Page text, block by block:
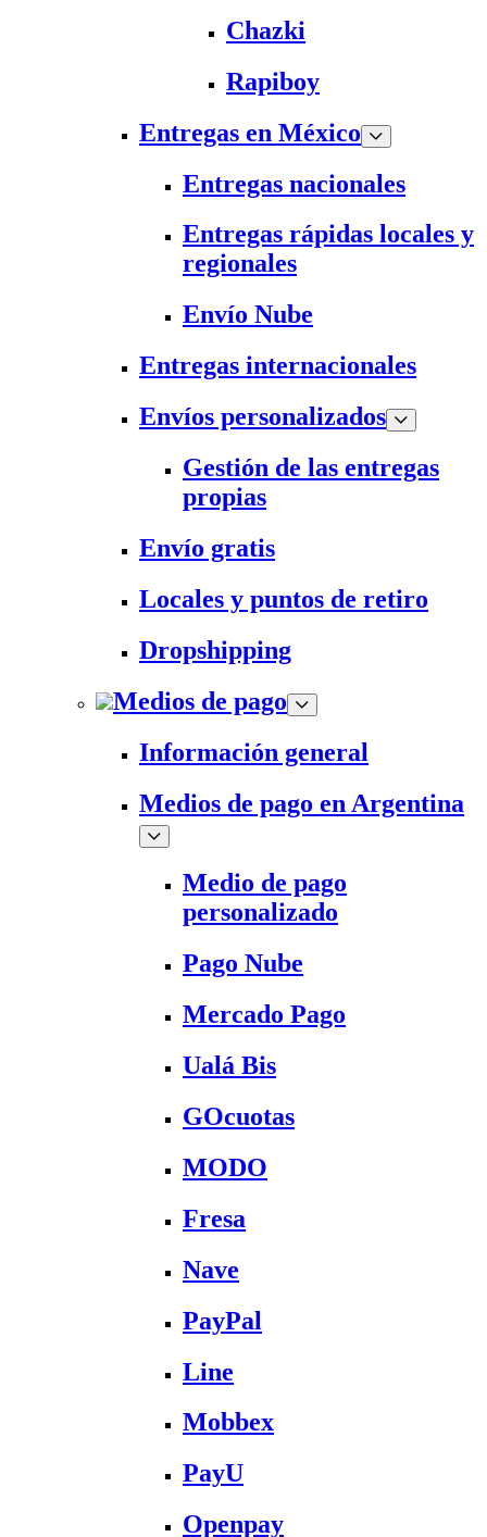
Chazki
Rapiboy
Entregas en México
Entregas nacionales
Entregas rápidas locales y
regionales
Envío Nube
Entregas internacionales
Envíos personalizados
Gestión de las entregas
propias
Envío gratis
Locales y puntos de retiro
Dropshipping
Medios de pago
Información general
Medios de pago en Argentina
Medio de pago
personalizado
Pago Nube
Mercado Pago
Ualá Bis
GOcuotas
MODO
Fresa
Nave
PayPal
Line
Mobbex
PayU
Openpay